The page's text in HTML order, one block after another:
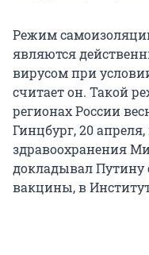
Режим
являются
вирусом при
считает он. Такой
регионах России
Гинцбург, 20
здравоохранения
докладывал Путину
вакцины, в